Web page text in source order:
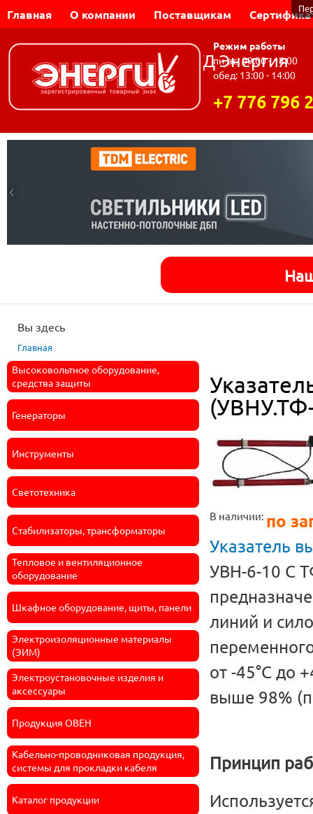
Главная О компании Поставщикам
Режим работы
пн-вс: 09:00 - 18:00
обед: 13:00 - 14:00
+7 776 796
Динар-Электромаш | ТД Энергия
Вы здесь
Главная
Высоковольтное оборудование,
средства защиты
Генераторы
Инструменты
Светотехника
Стабилизаторы, трансформаторы
Тепловое и вентиляционное
оборудование
Шкафное оборудование, щиты, панели
Электроизоляционные материалы
(ЭИМ)
Электроустановочные изделия и
аксессуары
Продукция ОВЕН
Кабельно-проводниковая продукция,
системы для прокладки кабеля
Каталог продукции
В наличии: по
Указатель
УВН-6-10 С
линий и
от -45°С до
выше 98%
Принцип